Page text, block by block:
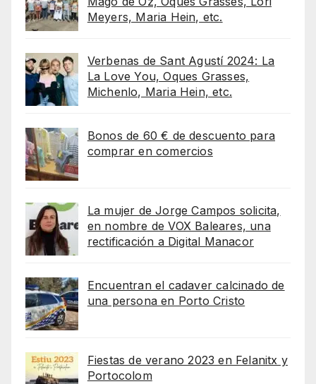
Meyers, Maria Hein, etc.
Verbenas de Sant Agustí 2024: La
La Love You, Oques Grasses,
Michenlo, Maria Hein, etc.
Bonos de 60 € de descuento para
comprar en comercios
La mujer de Jorge Campos solicita,
en nombre de VOX Baleares, una
rectificación a Digital Manacor
Encuentran el cadaver calcinado de
una persona en Porto Cristo
Fiestas de verano 2023 en Felanitx y
Portocolom